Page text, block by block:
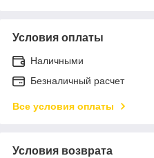
Условия оплаты
Наличными
Безналичный расчет
Все условия оплаты
Условия возврата